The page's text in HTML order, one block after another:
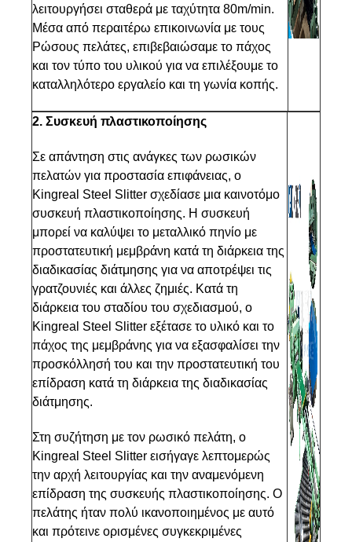
λειτουργήσει σταθερά με ταχύτητα 80m/min.
Μέσα από περαιτέρω επικοινωνία με τους
Ρώσους πελάτες, επιβεβαιώσαμε το πάχος
και τον τύπο του υλικού για να επιλέξουμε το
καταλληλότερο εργαλείο και τη γωνία κοπής.
2. Συσκευή πλαστικοποίησης
Σε απάντηση στις ανάγκες των ρωσικών
πελατών για προστασία επιφάνειας, ο
Kingreal Steel Slitter σχεδίασε μια καινοτόμο
συσκευή πλαστικοποίησης. Η συσκευή
μπορεί να καλύψει το μεταλλικό πηνίο με
προστατευτική μεμβράνη κατά τη διάρκεια της
διαδικασίας διάτμησης για να αποτρέψει τις
γρατζουνιές και άλλες ζημιές. Κατά τη
διάρκεια του σταδίου του σχεδιασμού, ο
Kingreal Steel Slitter εξέτασε το υλικό και το
πάχος της μεμβράνης για να εξασφαλίσει την
προσκόλλησή του και την προστατευτική του
επίδραση κατά τη διάρκεια της διαδικασίας
διάτμησης.
Στη συζήτηση με τον ρωσικό πελάτη, ο
Kingreal Steel Slitter εισήγαγε λεπτομερώς
την αρχή λειτουργίας και την αναμενόμενη
επίδραση της συσκευής πλαστικοποίησης. Ο
πελάτης ήταν πολύ ικανοποιημένος με αυτό
και πρότεινε ορισμένες συγκεκριμένες